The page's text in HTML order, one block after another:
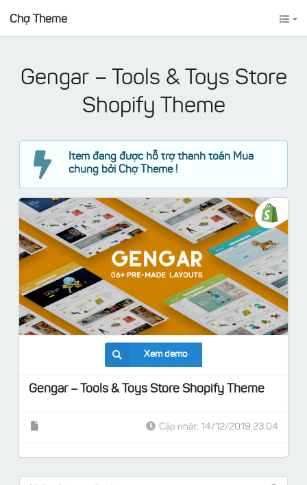
Chợ Theme
Gengar – Tools & Toys Store
Shopify Theme
Item đang được hỗ trợ thanh toán Mua
chung bởi Chợ Theme !
Xem demo
Gengar – Tools & Toys Store Shopify Theme
Cập nhật: 14/12/2019 23:04